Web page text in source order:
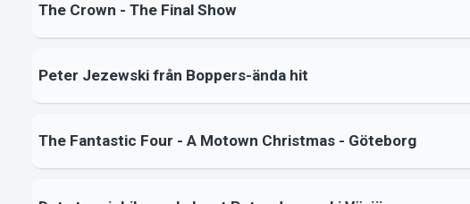
The Crown - The Final Show
Peter Jezewski från Boppers-ända hit
The Fantastic Four - A Motown Christmas - Göteborg